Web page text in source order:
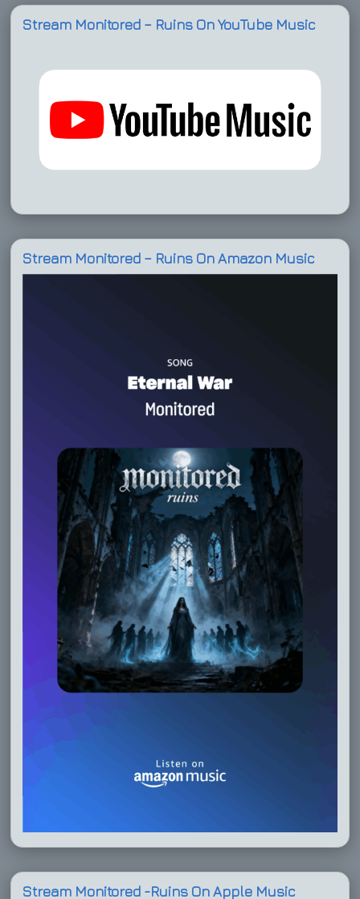
Stream Monitored – Ruins On YouTube Music
Stream Monitored – Ruins On Amazon Music
Stream Monitored -Ruins On Apple Music